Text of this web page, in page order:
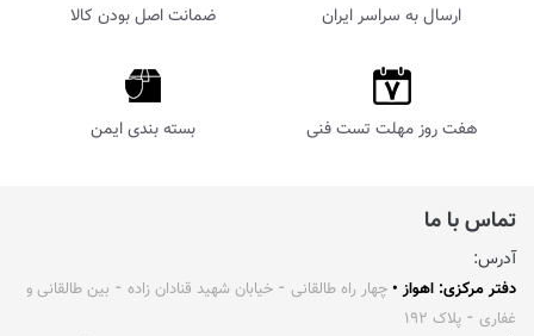
ارسال به سراسر ایران ضمانت اصل بودن کالا
هفت روز مهلت تست فنی بسته بندی ایمن
تماس با ما
آدرس:
دفتر مرکزی: اهواز • چهار راه طالقانی ⁃ خیابان شهید قنادان زاده ⁃ بین طالقانی و
غفاری ⁃ پلاک ۱۹۲